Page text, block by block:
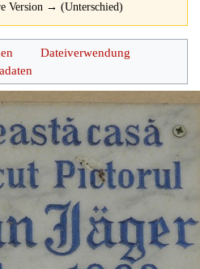
Version → (Unterschied)
Dateiverwendung